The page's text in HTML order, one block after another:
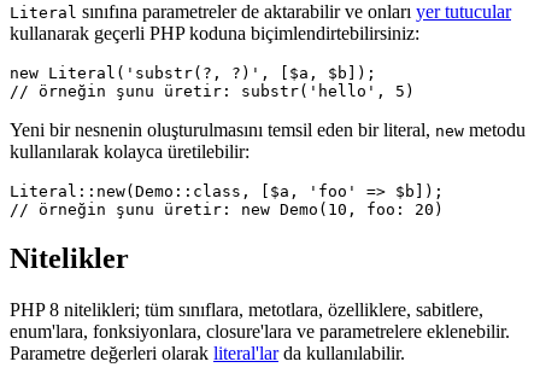
Literal sınıfına parametreler de aktarabilir ve onları yer tutucular
kullanarak geçerli PHP koduna biçimlendirtebilirsiniz:
new Literal('substr(?, ?)', [$a, $b]);
Yeni bir nesnenin oluşturulmasını temsil eden bir literal, new metodu
kullanılarak kolayca üretilebilir:
Literal::new(Demo::class, [$a, 'foo' => $b]);
Nitelikler
PHP 8 nitelikleri; tüm sınıflara, metotlara, özelliklere, sabitlere,
enum'lara, fonksiyonlara, closure'lara ve parametrelere eklenebilir.
Parametre değerleri olarak literal'larda kullanılabilir.